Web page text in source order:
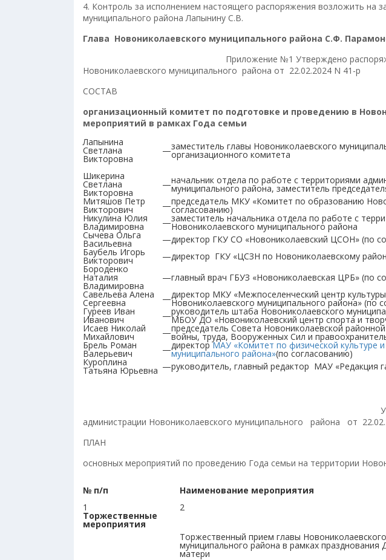
4. Контроль за исполнением настоящего распоряжения возложить на
муниципального района Лапынину С.В.
Глава Новониколаевского муниципального района С.Ф.
Приложение №1 Утверждено
Новониколаевского муниципального района от 22.02.2024 N 41-р
СОСТАВ
организационный комитет по подготовке и проведению в
мероприятий в рамках Года семьи
Лапынина
Светлана
Викторовна
—заместитель главы Новониколаевского
организационного комитета
Шикерина
Светлана
Викторовна
—начальник отдела по работе с территориями
муниципального района, заместитель
Митяшов Петр
Викторович —председатель МКУ «Комитет по образованию
согласованию)
Никулина Юлия
Владимировна —заместитель начальника отдела по работе с
Новониколаевского муниципального района
Сычева Ольга
Васильевна —директор ГКУ СО «Новониколаевский ЦСОН» (по
Баубель Игорь
Викторович —директор ГКУ «ЦСЗН по Новониколаевскому
Бороденко
Наталия
Владимировна
—главный врач ГБУЗ «Новониколаевская ЦРБ» (по
Савельева Алена
Сергеевна —директор МКУ «Межпоселенческий центр
Новониколаевского муниципального района» (по
Гуреев Иван
Иванович —руководитель штаба Новониколаевского
МБОУ ДО «Новониколаевский центр спорта и
Исаев Николай
Михайлович —председатель Совета Новониколаевской
войны, труда, Вооруженных Сил и
Брель Роман
Валерьевич —директорМАУ «Комитет по физической культуре
муниципального района»(по согласованию)
Куроплина
Татьяна Юрьевна —руководитель, главный редактор МАУ «Редакция
Утверждено
администрации Новониколаевского муниципального района от
ПЛАН
основных мероприятий по проведению Года семьи на территории
№ п/п Наименование мероприятия
1 2
Торжественные
мероприятия
Торжественный прием главы Новониколаевского
муниципального района в рамках празднования
матери